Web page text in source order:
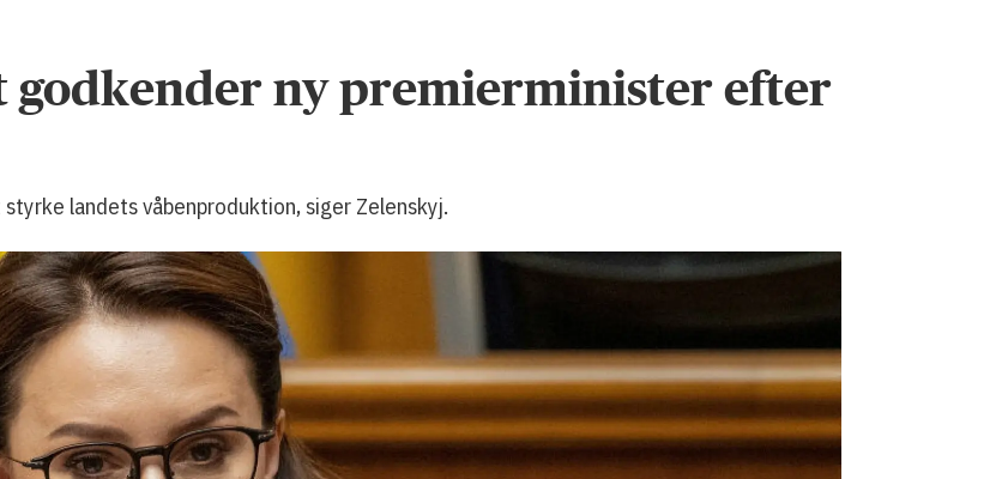
godkender ny premierminister efter
landets våbenproduktion, siger Zelenskyj.